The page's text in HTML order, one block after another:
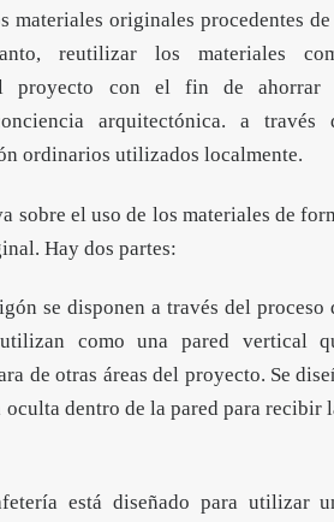
materiales originales procedentes
reutilizar los materiales
proyecto con el fin de ahorrar
arquitectónica. a través
ordinarios utilizados localmente.
sobre el uso de los materiales de
Hay dos partes:
se disponen a través del proceso
como una pared vertical
de otras áreas del proyecto. Se
dentro de la pared para recibir
está diseñado para utilizar